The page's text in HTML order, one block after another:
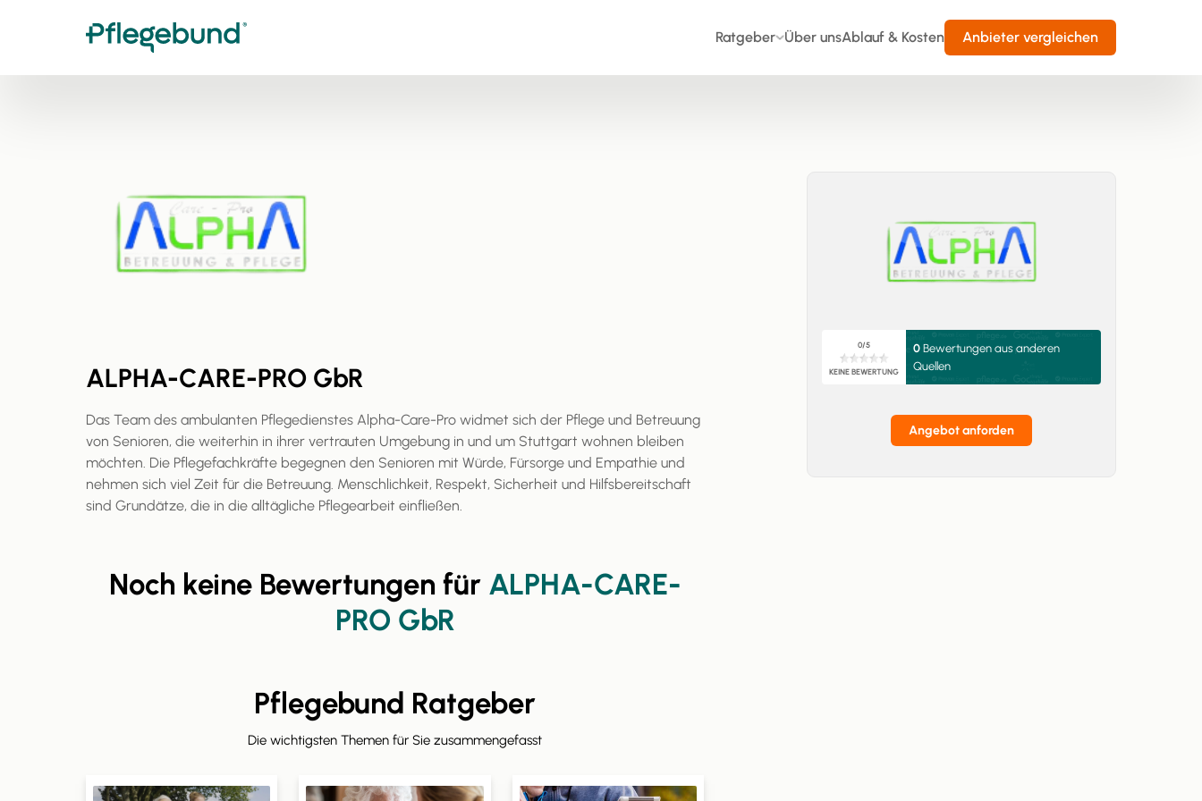
Ratgeber Über unsAblauf & Kosten Anbieter vergleichen
ALPHA-CARE-PRO GbR
Das Team des ambulanten Pflegedienstes Alpha-Care-Pro widmet sich der Pflege und Betreuung
von Senioren, die weiterhin in ihrer vertrauten Umgebung in und um Stuttgart wohnen bleiben
möchten. Die Pflegefachkräfte begegnen den Senioren mit Würde, Fürsorge und Empathie und
nehmen sich viel Zeit für die Betreuung. Menschlichkeit, Respekt, Sicherheit und Hilfsbereitschaft
sind Grundätze, die in die alltägliche Pflegearbeit einfließen.
Noch keine Bewertungen für ALPHA-CARE-
PRO GbR
Pflegebund Ratgeber
Die wichtigsten Themen für Sie zusammengefasst
0/5
KEINE BEWERTUNG
0 Bewertungen aus anderen
Quellen
Angebot anforden